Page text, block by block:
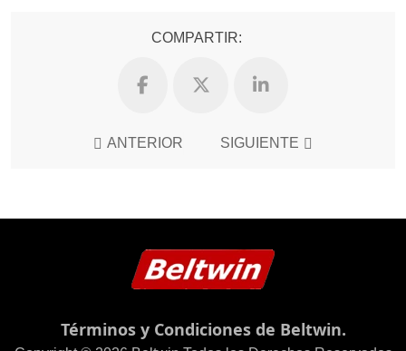
COMPARTIR:
ANTERIOR SIGUIENTE
Términos y Condiciones de Beltwin.